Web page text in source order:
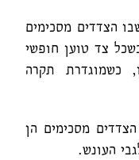
הצדדים מסכימים
צד טוען חופשי
כשמוגדרת תקרה
מסכימים הן
העונש.